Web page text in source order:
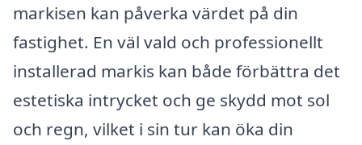
markisen kan påverka värdet på din
fastighet. En väl vald och professionellt
installerad markis kan både förbättra det
estetiska intrycket och ge skydd mot sol
och regn, vilket i sin tur kan öka din